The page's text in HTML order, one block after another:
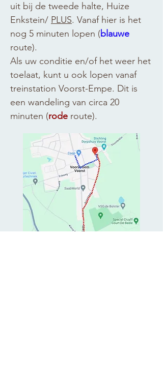
uit bij de tweede halte, Huize
Enkstein/ PLUS. Vanaf hier is het
nog 5 minuten lopen (blauwe
route).
Als uw conditie en/of het weer het
toelaat, kunt u ook lopen vanaf
treinstation Voorst-Empe. Dit is
een wandeling van circa 20
minuten (rode route).​​